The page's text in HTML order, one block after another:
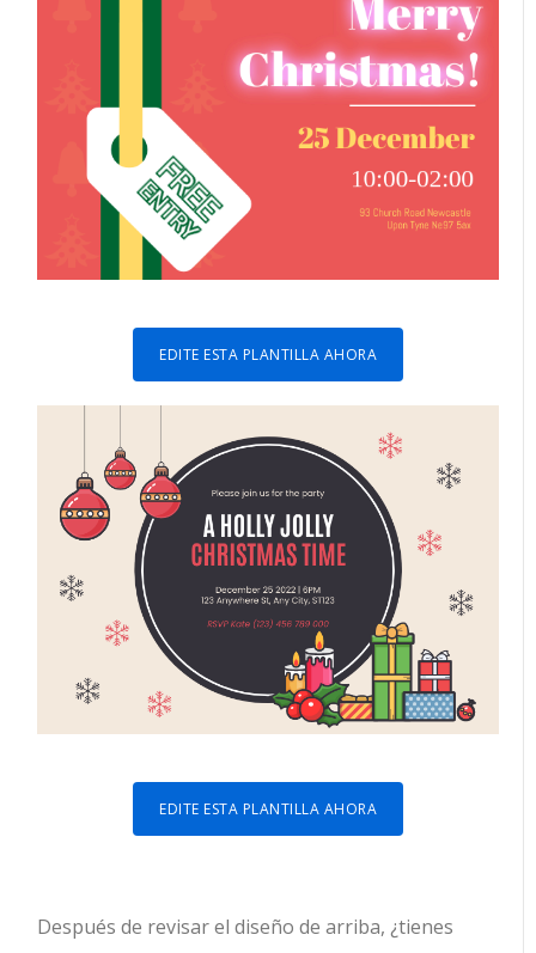
EDITE ESTA PLANTILLA AHORA
EDITE ESTA PLANTILLA AHORA
Después de revisar el diseño de arriba, ¿tienes